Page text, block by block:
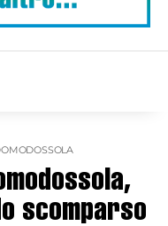
scomparso